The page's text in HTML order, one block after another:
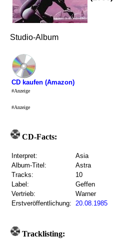
Studio-Album
CD kaufen (Amazon)
#Anzeige
#Anzeige
CD-Facts:
Interpret:
Asia
Album-Titel:
Astra
Tracks:
10
Label:
Geffen
Vertrieb:
Warner
Erstveröffentlichung: 20.08.1985
Tracklisting: